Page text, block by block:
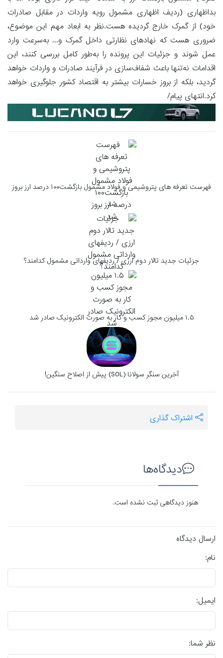
بداظهاری (ردیف اظهاری مشمول رویه واردات در مقابل صادرات
خود) از گمرک خارج گردیده هست.نظر به ابعاد مهم این موضوع،
ضروری هست که نهادهای نظارتی داخل گمرک و... به‌سرعت وارد
عمل شوند و جزئیات این پرونده را به‌طور کامل بررسی کنند، این
اقدامات نه‌تنها باعث شفاف‌سازی در فرآیند صادرات و واردات خواهد
گردید، بلکه از بروز خسارات بیشتر به اقتصاد کشور جلوگیری خواهد
کرد.انتهای پیام/
فهرست تعرفه های پتروشیمی و فولاد مشمول بازگشت۱۰۰ درصد ارز بروز
شد
جزئیات جدید تالار دوم ارزی / ردیفهای وارداتی مشمول کدامند؟
۱.۵ میلیون مجوز کسب و کار به صورت الکترونیک صادر شد
آخرین سنگر سولانا (SOL) پیش از اصلاح سنگین!
اشتراک گذاری
دیدگاه‌ها
هنوز دیدگاهی ثبت نشده است.
ارسال دیدگاه
نام:
ایمیل:
نظر شما: